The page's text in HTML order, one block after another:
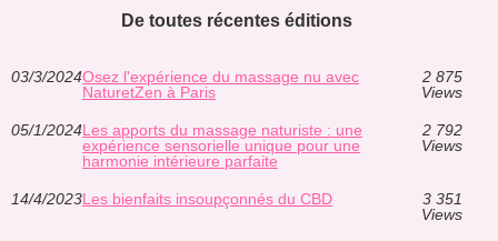
De toutes récentes éditions
03/3/2024Osez l'expérience du massage nu avec
NaturetZen à Paris
2 875
Views
05/1/2024Les apports du massage naturiste : une
expérience sensorielle unique pour une
harmonie intérieure parfaite
2 792
Views
14/4/2023Les bienfaits insoupçonnés du CBD
3 351
Views